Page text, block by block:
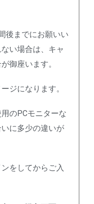
後までにお願いい
い場合は、キャ
御座います。
ジになります。
のPCモニターな
に多少の違いが
をしてからご入